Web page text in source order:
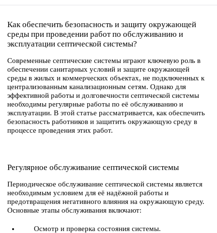
Как обеспечить безопасность и защиту окружающей
среды при проведении работ по обслуживанию и
эксплуатации септической системы?
Современные септические системы играют ключевую роль в
обеспечении санитарных условий и защите окружающей
среды в жилых и коммерческих объектах, не подключенных к
централизованным канализационным сетям. Однако для
эффективной работы и долговечности септической системы
необходимы регулярные работы по её обслуживанию и
эксплуатации. В этой статье рассматривается, как обеспечить
безопасность работников и защитить окружающую среду в
процессе проведения этих работ.
Регулярное обслуживание септической системы
Периодическое обслуживание септической системы является
необходимым условием для её надёжной работы и
предотвращения негативного влияния на окружающую среду.
Основные этапы обслуживания включают:
Осмотр и проверка состояния системы.